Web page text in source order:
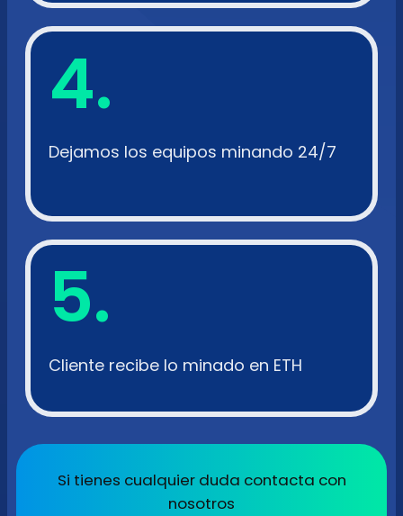
4.
Dejamos los equipos minando 24/7
5.
Cliente recibe lo minado en ETH
Si tienes cualquier duda contacta con
nosotros